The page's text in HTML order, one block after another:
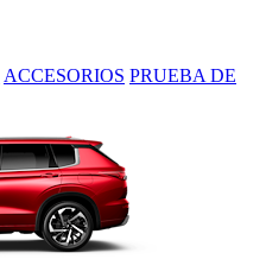
ACCESORIOS PRUEBA DE